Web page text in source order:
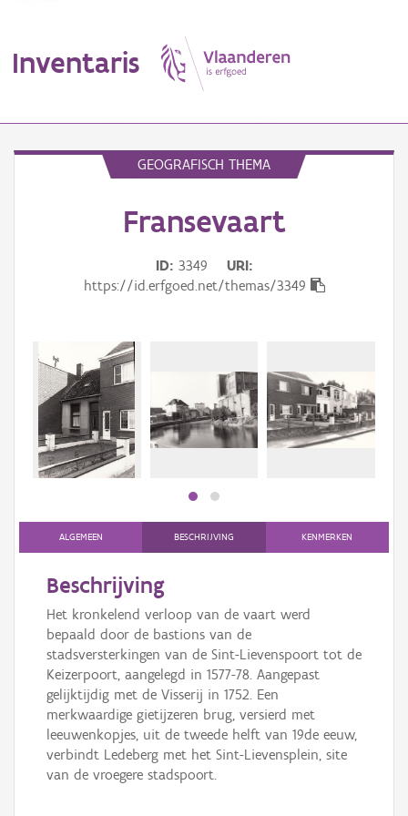
Inventaris
Gebeurtenis
Persoon of collectief
Downloads
Aanmelden
GEOGRAFISCH THEMA
Fransevaart
ID 3349
URI
https://id.erfgoed.net/themas/3349
ALGEMEEN BESCHRIJVING KENMERKEN
Beschrijving
Het kronkelend verloop van de vaart werd
bepaald door de bastions van de
stadsversterkingen van de Sint-Lievenspoort tot de
Keizerpoort, aangelegd in 1577-78. Aangepast
gelijktijdig met de Visserij in 1752. Een
merkwaardige gietijzeren brug, versierd met
leeuwenkopjes, uit de tweede helft van 19de eeuw,
verbindt Ledeberg met het Sint-Lievensplein, site
van de vroegere stadspoort.